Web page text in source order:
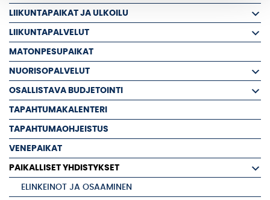
LIIKUNTAPAIKAT JA ULKOILU
LIIKUNTAPALVELUT
MATONPESUPAIKAT
NUORISOPALVELUT
OSALLISTAVA BUDJETOINTI
TAPAHTUMAKALENTERI
TAPAHTUMAOHJEISTUS
VENEPAIKAT
PAIKALLISET YHDISTYKSET
ELINKEINOT JA OSAAMINEN